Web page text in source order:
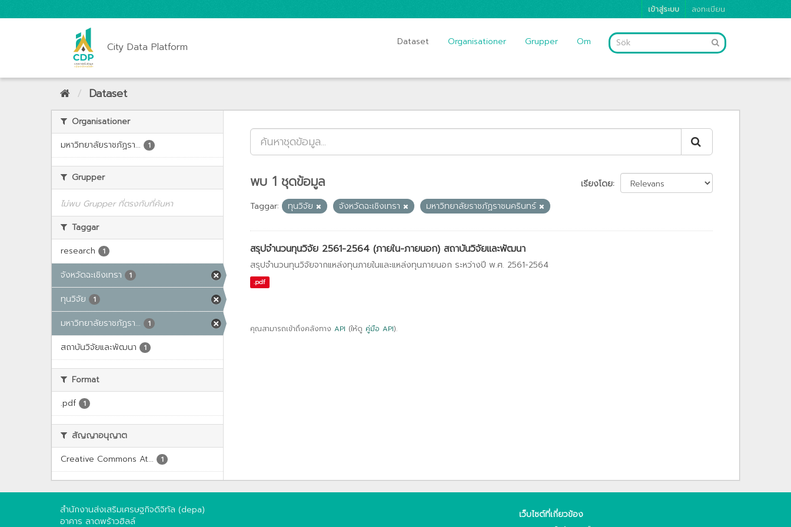
เข้าสู่ระบบ ลงทะเบียน
City Data Platform Dataset Organisationer Grupper Om
Dataset
Organisationer
มหาวิทยาลัยราชภัฏรา...
1
Grupper
ไม่พบ Grupper ที่ตรงกับที่ค้นหา
Taggar
research
1
จังหวัดฉะเชิงเทรา 1
ทุนวิจัย 1
มหาวิทยาลัยราชภัฏรา... 1
สถาบันวิจัยและพัฒนา 1
Format
.pdf
1
สัญญาอนุญาต
Creative Commons At...
1
เรียงโดย
พบ 1 ชุดข้อมูล
Taggar: ทุนวิจัย จังหวัดฉะเชิงเทรา มหาวิทยาลัยราชภัฏราชนครินทร์
สรุปจำนวนทุนวิจัย 2561-2564 (ภายใน-ภายนอก) สถาบันวิจัยและพัฒนา
สรุปจำนวนทุนวิจัยจากแหล่งทุนภายในและแหล่งทุนภายนอก ระหว่างปี พ.ศ. 2561-2564
.pdf
คุณสามารถเข้าถึงคลังทาง API (ให้ดู คู่มือ API).
สำนักงานส่งเสริมเศรษฐกิจดิจิทัล (depa)
อาคาร ลาดพร้าวฮิลล์
เว็บไซต์ที่เกี่ยวข้อง